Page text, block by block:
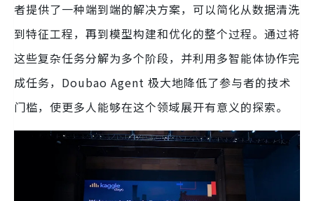
者提供了一种端到端的解决方案，可以简化从数据清洗
到特征工程，再到模型构建和优化的整个过程。通过将
这些复杂任务分解为多个阶段，并利用多智能体协作完
成任务，Doubao Agent 极大地降低了参与者的技术
门槛，使更多人能够在这个领域展开有意义的探索。